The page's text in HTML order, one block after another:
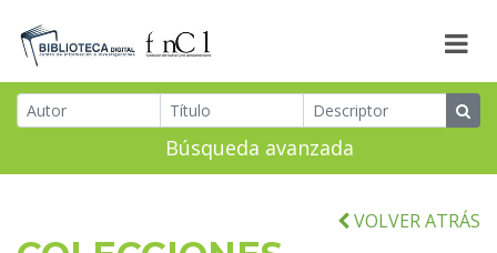
Búsqueda avanzada
VOLVER ATRÁS